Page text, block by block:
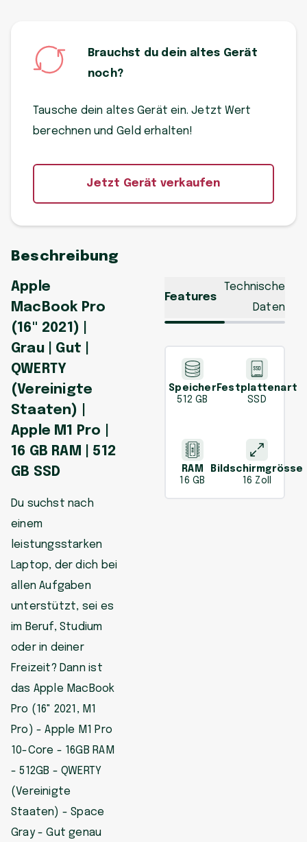
Brauchst du dein altes Gerät
noch?
Tausche dein altes Gerät ein. Jetzt Wert
berechnen und Geld erhalten!
Jetzt Gerät verkaufen
Beschreibung
Apple
MacBook Pro
(16" 2021) |
Grau | Gut |
QWERTY
(Vereinigte
Staaten) |
Apple M1 Pro |
16 GB RAM | 512
GB SSD
Du suchst nach
einem
leistungsstarken
Laptop, der dich bei
allen Aufgaben
unterstützt, sei es
im Beruf, Studium
oder in deiner
Freizeit? Dann ist
das Apple MacBook
Pro (16" 2021, M1
Pro) - Apple M1 Pro
10-Core - 16GB RAM
- 512GB - QWERTY
(Vereinigte
Staaten) - Space
Gray - Gut genau
Features
Technische
Daten
Speicher
512 GB
Festplattenart
SSD
RAM
16 GB
Bildschirmgrösse
16 Zoll